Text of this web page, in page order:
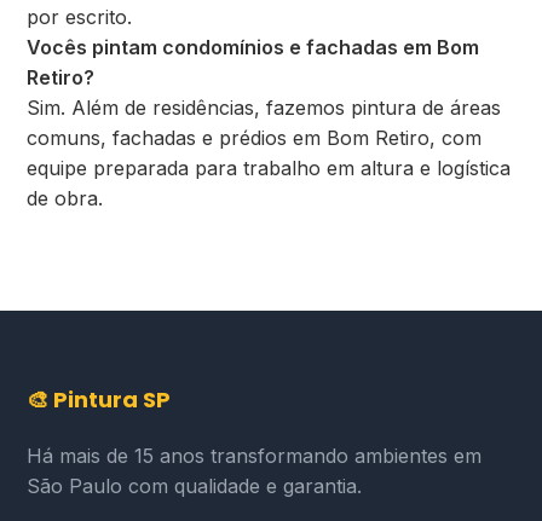
por escrito.
Vocês pintam condomínios e fachadas em Bom
Retiro?
Sim. Além de residências, fazemos pintura de áreas
comuns, fachadas e prédios em Bom Retiro, com
equipe preparada para trabalho em altura e logística
de obra.
🎨 Pintura SP
Há mais de 15 anos transformando ambientes em
São Paulo com qualidade e garantia.